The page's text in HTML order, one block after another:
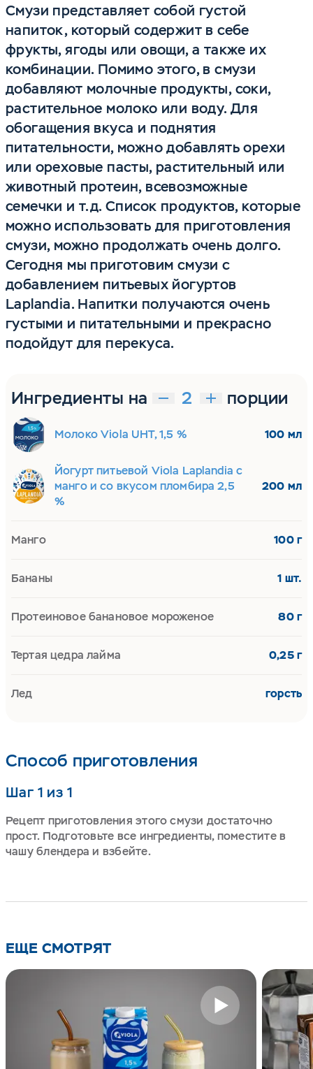
Смузи представляет собой густой
напиток, который содержит в себе
фрукты, ягоды или овощи, а также их
комбинации. Помимо этого, в смузи
добавляют молочные продукты, соки,
растительное молоко или воду. Для
обогащения вкуса и поднятия
питательности, можно добавлять орехи
или ореховые пасты, растительный или
животный протеин, всевозможные
семечки и т.д. Список продуктов, которые
можно использовать для приготовления
смузи, можно продолжать очень долго.
Сегодня мы приготовим смузи с
добавлением питьевых йогуртов
Laplandia. Напитки получаются очень
густыми и питательными и прекрасно
подойдут для перекуса.
Способ приготовления
Шаг 1 из 1
Рецепт приготовления этого смузи достаточно
прост. Подготовьте все ингредиенты, поместите в
чашу блендера и взбейте.
Ингредиенты на порции
Молоко Viola UHT, 1,5 % 100 мл
Йогурт питьевой Viola Laplandia с
манго и со вкусом пломбира 2,5
%
200 мл
Манго 100 г
Бананы 1 шт.
Протеиновое банановое мороженое 80 г
Тертая цедра лайма 0,25 г
Лед горсть
ЕЩЕ СМОТРЯТ